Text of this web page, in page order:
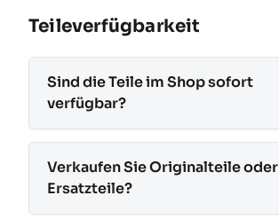
Teileverfügbarkeit
Sind die Teile im Shop sofort
verfügbar?
Verkaufen Sie Originalteile oder
Ersatzteile?